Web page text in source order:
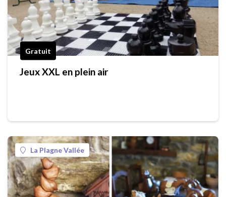
Gratuit
Jeux XXL en plein air
La Plagne Vallée